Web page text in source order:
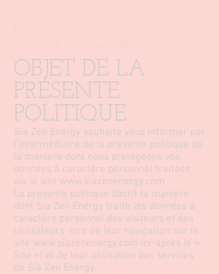
OBJET DE LA
PRÉSENTE
POLITIQUE
Sia Zen Energy souhaite vous informer par
l’intermédiaire de la présente politique de
la manière dont nous protégeons vos
données à caractère personnel traitées
via le site www.siazenenergy.com
La présente politique décrit la manière
dont Sia Zen Energy traite les données à
caractère personnel des visiteurs et des
utilisateurs lors de leur navigation sur le
site www.siazenenergy.com (ci-après le «
Site ») et de leur utilisation des services
de Sia Zen Energy.